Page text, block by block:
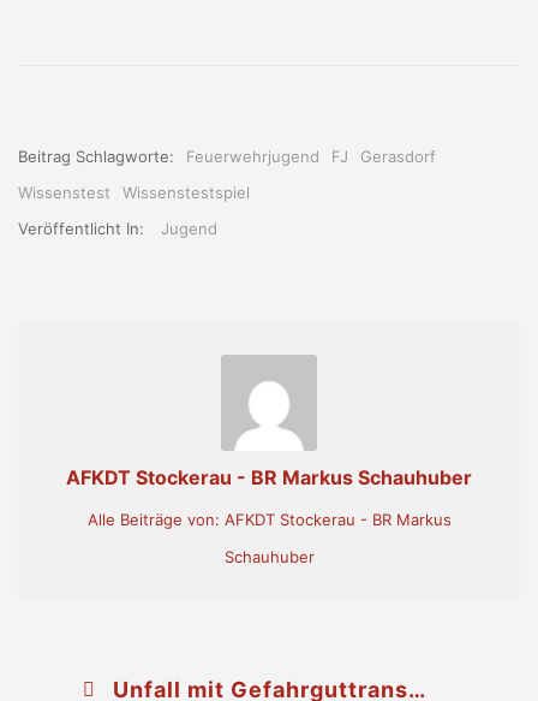
Beitrag Schlagworte: Feuerwehrjugend FJ
Gerasdorf
Wissenstest
Wissenstestspiel
Veröffentlicht In:
Jugend
AFKDT Stockerau - BR Markus Schauhuber
Alle Beiträge von: AFKDT Stockerau - BR Markus
Schauhuber
Unfall mit Gefahrguttransport auf der S1 – Auffahrt A22